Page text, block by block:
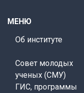
МЕНЮ
Об институте
Совет молодых
ученых (СМУ)
ГИС, программы